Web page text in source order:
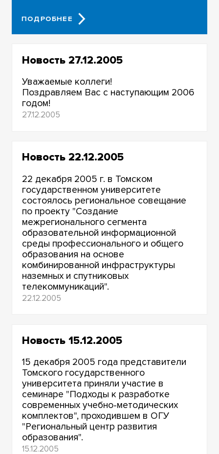
2018
2016
2015
2014
2010
2009
2008
2007
2002
2001
ПОДРОБНЕЕ
Новость 27.12.2005
Уважаемые коллеги!
Поздравляем Вас с наступающим 2006
годом!
27.12.2005
Новость 22.12.2005
22 декабря 2005 г. в Томском
государственном университете
состоялось региональное совещание
по проекту "Создание
межрегионального сегмента
образовательной информационной
среды профессионального и общего
образования на основе
комбинированной инфраструктуры
наземных и спутниковых
телекоммуникаций".
22.12.2005
Новость 15.12.2005
15 декабря 2005 года представители
Томского государственного
университета приняли участие в
семинаре "Подходы к разработке
современных учебно-методических
комплектов", проходившем в ОГУ
"Региональный центр развития
образования".
15.12.2005